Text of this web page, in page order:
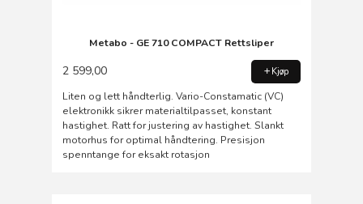
Metabo - GE 710 COMPACT Rettsliper
2 599,00 Kjøp
Liten og lett håndterlig. Vario-Constamatic (VC)
elektronikk sikrer materialtilpasset, konstant
hastighet. Ratt for justering av hastighet. Slankt
motorhus for optimal håndtering. Presisjon
spenntange for eksakt rotasjon